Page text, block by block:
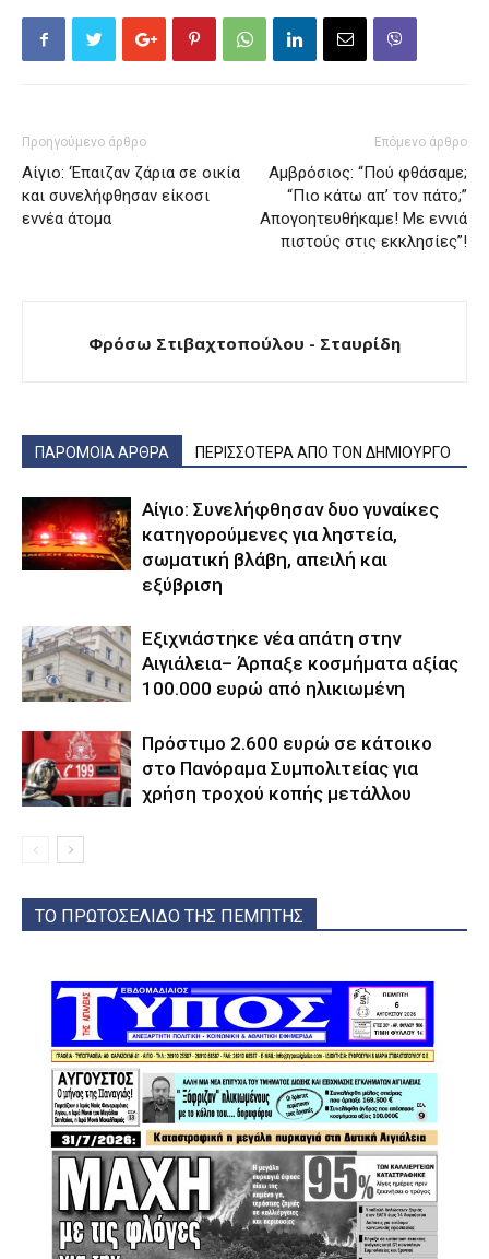
Προηγούμενο άρθρο
Αίγιο: ‘Επαιζαν ζάρια σε οικία
και συνελήφθησαν είκοσι
εννέα άτομα
Επόμενο άρθρο
Αμβρόσιος: “Πού φθάσαμε;
“Πιο κάτω απ’ τον πάτο;”
Απογοητευθήκαμε! Mε εννιά
πιστούς στις εκκλησίες”!
Φρόσω Στιβαχτοπούλου - Σταυρίδη
ΠΑΡΟΜΟΙΑ ΑΡΘΡΑ ΠΕΡΙΣΣΟΤΕΡΑ ΑΠΟ ΤΟΝ ΔΗΜΙΟΥΡΓΟ
Αίγιο: Συνελήφθησαν δυο γυναίκες
κατηγορούμενες για ληστεία,
σωματική βλάβη, απειλή και
εξύβριση
Εξιχνιάστηκε νέα απάτη στην
Αιγιάλεια– Άρπαξε κοσμήματα αξίας
100.000 ευρώ από ηλικιωμένη
Πρόστιμο 2.600 ευρώ σε κάτοικο
στο Πανόραμα Συμπολιτείας για
χρήση τροχού κοπής μετάλλου
ΤΟ ΠΡΩΤΟΣΕΛΙΔΟ ΤΗΣ ΠΕΜΠΤΗΣ